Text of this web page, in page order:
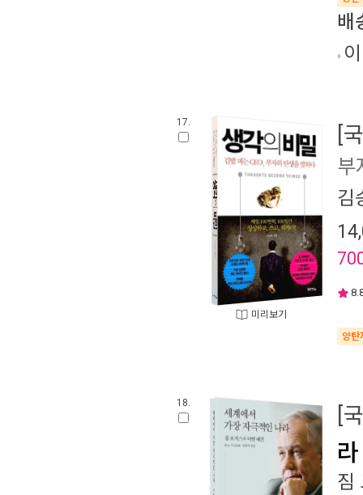
배
17.
미리보기
[
부
김
양탄
18. [
라
짐